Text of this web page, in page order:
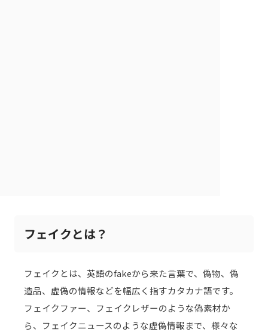
フェイクとは？
フェイクとは、英語のfakeから来た言葉で、偽物、偽
造品、虚偽の情報などを幅広く指すカタカナ語です。
フェイクファー、フェイクレザーのような偽素材か
ら、フェイクニュースのような虚偽情報まで、様々な